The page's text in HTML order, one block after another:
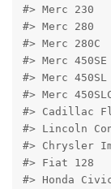
#> Merc 230
#> Merc 280
#> Merc
#> Merc
#> Merc
#> Merc
#> Cadillac
#> Lincoln
#> Chrysler
#> Fiat 128
#> Honda